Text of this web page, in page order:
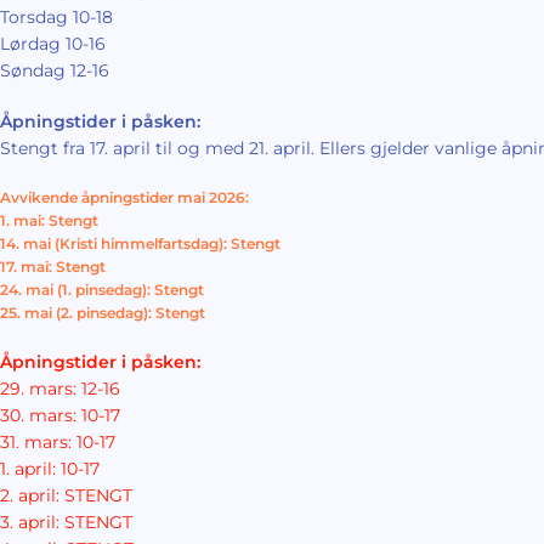
Torsdag 10-18
Lørdag 10-16
Søndag 12-16
Åpningstider i påsken:
Stengt fra 17. april til og med 21. april. Ellers gjelder vanlige
Avvikende åpningstider mai 2026:
1. mai: Stengt
14. mai (Kristi himmelfartsdag): Stengt
17. mai: Stengt
24. mai (1. pinsedag): Stengt
25. mai (2. pinsedag): Stengt
Åpningstider i påsken:
29. mars: 12-16
30. mars: 10-17
31. mars: 10-17
1. april: 10-17
2. april: STENGT
3. april: STENGT